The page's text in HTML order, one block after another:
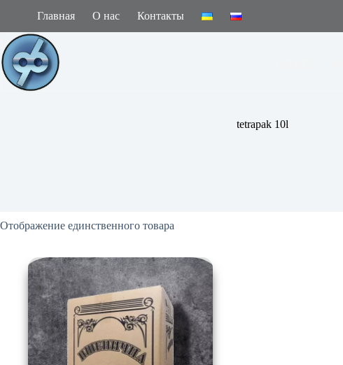
сути
Главная О нас Контакты
tetrapak 10l
Отображение единственного товара